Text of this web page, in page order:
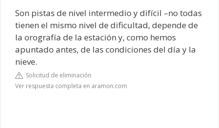
Son pistas de nivel intermedio y difícil –no todas
tienen el mismo nivel de dificultad, depende de
la orografía de la estación y, como hemos
apuntado antes, de las condiciones del día y la
nieve.
Solicitud de eliminación
Ver respuesta completa en aramon.com